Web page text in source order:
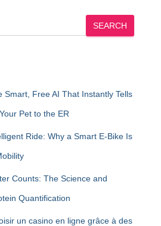
SEARCH
Smart, Free AI That Instantly Tells
Pet to the ER
Ride: Why a Smart E-Bike Is
Counts: The Science and
Quantification
un casino en ligne grâce à des